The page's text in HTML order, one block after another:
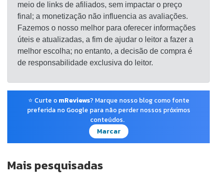
meio de links de afiliados, sem impactar o preço
final; a monetização não influencia as avaliações.
Fazemos o nosso melhor para oferecer informações
úteis e atualizadas, a fim de ajudar o leitor a fazer a
melhor escolha; no entanto, a decisão de compra é
de responsabilidade exclusiva do leitor.
⭐ Curte o mReviews? Marque nosso blog como fonte
preferida no Google para não perder nossos próximos
conteúdos.
Marcar
Mais pesquisadas